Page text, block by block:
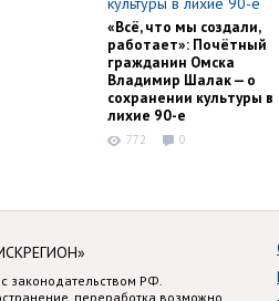
«Всё, что мы создали,
работает»: Почётный
гражданин Омска
Владимир Шалак — о
сохранении культуры в
лихие 90-е
772 0
с законодательством РФ.
переработка возможно